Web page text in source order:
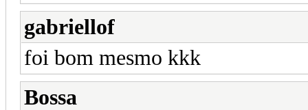
gabriellof
foi bom mesmo kkk
Bossa